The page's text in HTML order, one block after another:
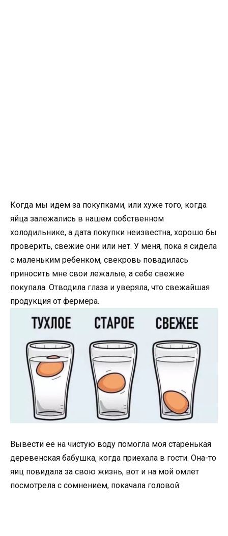
Когда мы идем за покупками, или хуже того, когда
яйца залежались в нашем собственном
холодильнике, а дата покупки неизвестна, хорошо бы
проверить, свежие они или нет. У меня, пока я сидела
с маленьким ребенком, свекровь повадилась
приносить мне свои лежалые, а себе свежие
покупала. Отводила глаза и уверяла, что свежайшая
продукция от фермера.
Вывести ее на чистую воду помогла моя старенькая
деревенская бабушка, когда приехала в гости. Она-то
яиц повидала за свою жизнь, вот и на мой омлет
посмотрела с сомнением, покачала головой: